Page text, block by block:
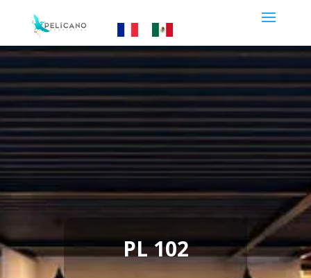
PL 102